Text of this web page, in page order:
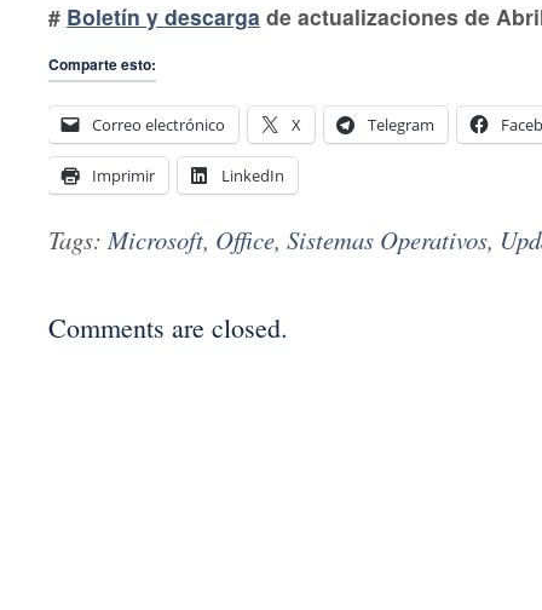
# Boletín y descarga de actualizaciones de
Comparte esto:
Correo electrónico X Telegram
Imprimir LinkedIn
Tags:Microsoft, Office, Sistemas Operativos,
Comments are closed.